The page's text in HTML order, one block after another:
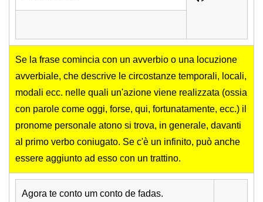
Se la frase comincia con un avverbio o una locuzione
avverbiale, che descrive le circostanze temporali, locali,
modali ecc. nelle quali un'azione viene realizzata (ossia
con parole come oggi, forse, qui, fortunatamente, ecc.) il
pronome personale atono si trova, in generale, davanti
al primo verbo coniugato. Se c'è un infinito, può anche
essere aggiunto ad esso con un trattino.
Agora te conto um conto de fadas.